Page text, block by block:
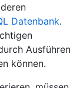
Datenbank.
Ausführen
können.